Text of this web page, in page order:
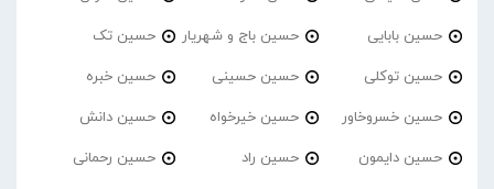
حسین بابایی حسین باج و شهریار حسین تک
حسین توکلی حسین حسینی حسین خبره
حسین خسروخاور حسین خیرخواه حسین دانش
حسین دایمون حسین راد حسین رحمانی